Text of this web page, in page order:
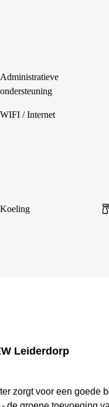
Administratieve
ondersteuning
WIFI / Internet
Koeling
Leiderdorp
zorgt voor een goede